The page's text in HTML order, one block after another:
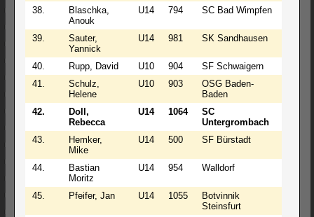
38.
Blaschka,
Anouk
U14 794 SC Bad Wimpfen
39.
Sauter,
Yannick
U14 981 SK Sandhausen
40. Rupp, David U10 904 SF Schwaigern
41.
Schulz,
Helene
U10 903
OSG Baden-
Baden
42.
Doll,
Rebecca
U14 1064
SC
Untergrombach
43.
Hemker,
Mike
U14 500 SF Bürstadt
44.
Bastian
Moritz
U14 954 Walldorf
45. Pfeifer, Jan U14 1055
Botvinnik
Steinsfurt